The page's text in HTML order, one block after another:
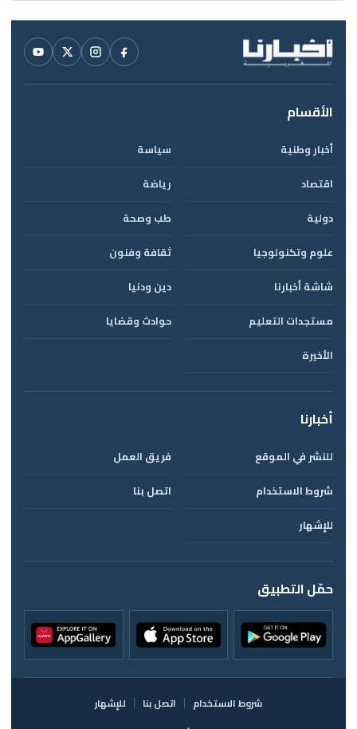
الأقسام
أخبار وطنية
سياسة
اقتصاد
رياضة
دولية
طب وصحة
علوم وتكنولوجيا
ثقافة وفنون
شاشة أخبارنا
دين ودنيا
مستجدات التعليم
حوادث وقضايا
الأخيرة
أخبارنا
للنشر في الموقع
فريق العمل
شروط الاستخدام
اتصل بنا
للإشهار
حمّل التطبيق
شروط الاستخدام اتصل بنا
للإشهار